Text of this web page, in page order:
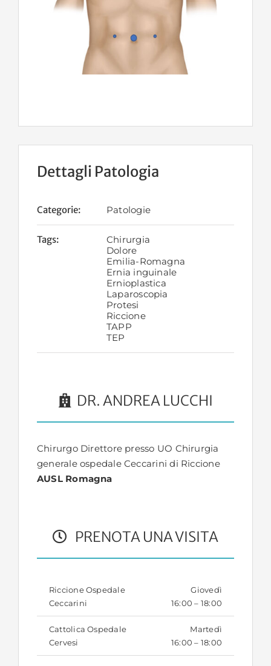
Dettagli Patologia
Categorie: Patologie
Tags:
Chirurgia
Dolore
Emilia-Romagna
Ernia inguinale
Ernioplastica
Laparoscopia
Protesi
Riccione
TAPP
TEP
DR. ANDREA LUCCHI
Chirurgo Direttore presso UO Chirurgia
generale ospedale Ceccarini di Riccione
AUSL Romagna
PRENOTA UNA VISITA
Riccione Ospedale
Ceccarini
Giovedì
16:00 – 18:00
Cattolica Ospedale
Cervesi
Martedì
16:00 – 18:00